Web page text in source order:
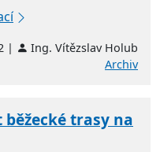
|
Ing. Vítězslav Holub
Archiv
trasy na